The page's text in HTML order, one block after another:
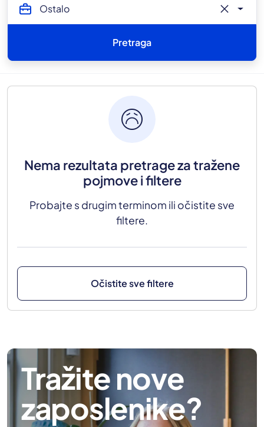
Ostalo
close
Pretraga
sentiment_sad
Nema rezultata pretrage za tražene
pojmove i filtere
Probajte s drugim terminom ili očistite sve
filtere.
Očistite sve filtere
Tražite nove
zaposlenike?